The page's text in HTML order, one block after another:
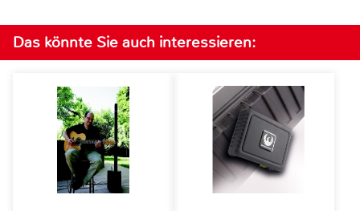
Das könnte Sie auch interessieren: